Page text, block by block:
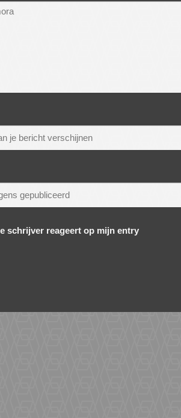
schrijver reageert op mijn entry